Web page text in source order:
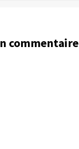
commentaire